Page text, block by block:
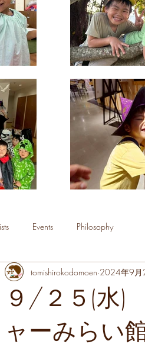
Events Philosophy
９/２５(水)
ャーみらい
tomishirokodomoen 2024年9月